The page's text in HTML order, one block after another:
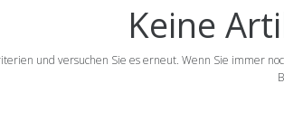
Keine
und versuchen Sie es erneut. Wenn Sie immer